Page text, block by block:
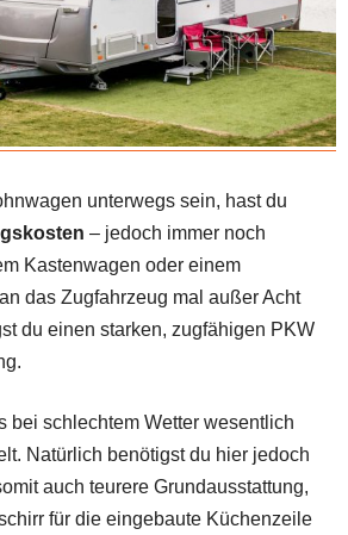
unterwegs sein, hast du
– jedoch immer noch
Kastenwagen oder einem
das Zugfahrzeug mal außer Acht
du einen starken, zugfähigen PKW
bei schlechtem Wetter wesentlich
Natürlich benötigst du hier jedoch
auch teurere Grundausstattung,
für die eingebaute Küchenzeile